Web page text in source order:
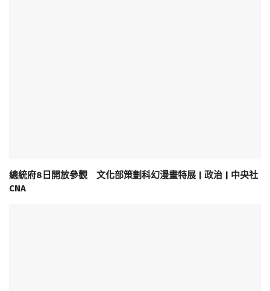
總統府8日開放參觀 文化部策劃科幻漫畫特展 | 政治 | 中央社
CNA